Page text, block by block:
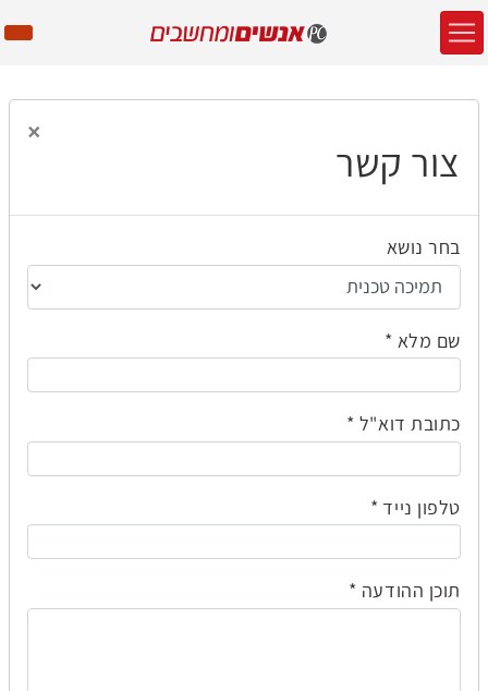
צור קשר
×
בחר נושא
שם מלא
כתובת דוא"ל
טלפון נייד
תוכן ההודעה